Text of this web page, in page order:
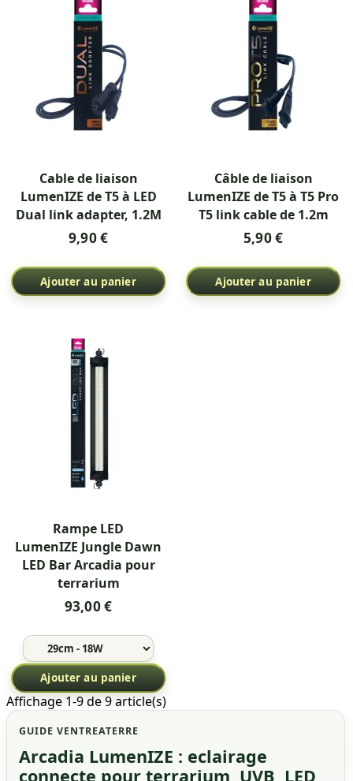
Cable de liaison
LumenIZE de T5 à LED
Dual link adapter, 1.2M
9,90 €
Ajouter au panier
Câble de liaison
LumenIZE de T5 à T5 Pro
T5 link cable de 1.2m
5,90 €
Ajouter au panier
Rampe LED
LumenIZE Jungle Dawn
LED Bar Arcadia pour
terrarium
93,00 €
Ajouter au panier
Affichage 1-9 de 9 article(s)
GUIDE VENTREATERRE
Arcadia LumenIZE : eclairage
connecte pour terrarium, UVB, LED